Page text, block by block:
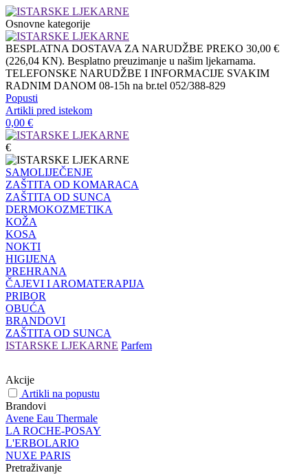
Osnovne kategorije
BESPLATNA DOSTAVA ZA NARUDŽBE PREKO 30,00 €
(226,04 KN). Besplatno preuzimanje u našim ljekarnama.
TELEFONSKE NARUDŽBE I INFORMACIJE SVAKIM
RADNIM DANOM 08-15h na br.tel 052/388-829
Popusti
Artikli pred istekom
0,00 €
€
SAMOLIJEČENJE
ZAŠTITA OD KOMARACA
ZAŠTITA OD SUNCA
DERMOKOZMETIKA
KOŽA
KOSA
NOKTI
HIGIJENA
PREHRANA
ČAJEVI I AROMATERAPIJA
PRIBOR
OBUĆA
BRANDOVI
ZAŠTITA OD SUNCA
ISTARSKE LJEKARNE Parfem
Akcije
Artikli na popustu
Brandovi
Avene Eau Thermale
LA ROCHE-POSAY
L'ERBOLARIO
NUXE PARIS
Pretraživanje